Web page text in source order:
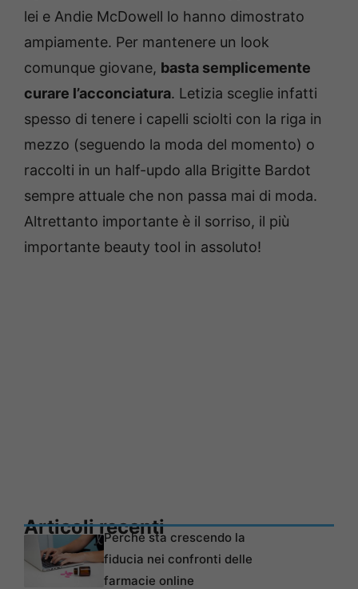
lei e Andie McDowell lo hanno dimostrato
ampiamente. Per mantenere un look
comunque giovane, basta semplicemente
curare l’acconciatura. Letizia sceglie infatti
spesso di tenere i capelli sciolti con la riga in
mezzo (seguendo la moda del momento) o
raccolti in un half-updo alla Brigitte Bardot
sempre attuale che non passa mai di moda.
Altrettanto importante è il sorriso, il più
importante beauty tool in assoluto!
Articoli recentiPerché sta crescendo la
fiducia nei confronti delle
farmacie online